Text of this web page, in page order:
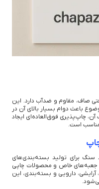
صاف، مقاوم و ضدآب دارد. این
باعث دوام بسیار بالای آن در
چاپ‌پذیری فوق‌العاده‌ای ایجاد
مناسب است.
سنگ برای تولید بسته‌بندی‌های
جعبه‌های خاص و محصولات چاپی
آرایشی، دارویی و بسته‌بندی، این